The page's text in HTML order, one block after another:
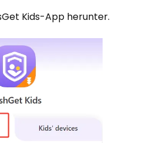
Kids-App herunter.